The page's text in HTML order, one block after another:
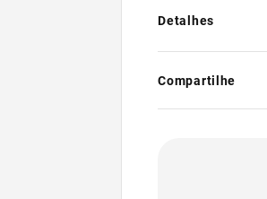
Detalhes
Compartilhe